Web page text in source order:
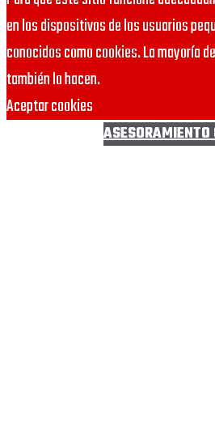
en los dispositivos de los usuarios
conocidos como cookies. La mayoría
también lo hacen.
Aceptar cookies
ASESORAMIENTO